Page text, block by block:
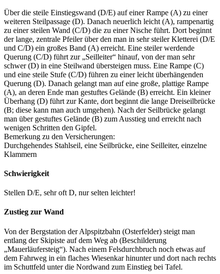
Über die steile Einstiegswand (D/E) auf einer Rampe (A) zu einer
weiteren Steilpassage (D). Danach neuerlich leicht (A), rampenartig
zu einer steilen Wand (C/D) die zu einer Nische führt. Dort beginnt
der lange, zentrale Pfeiler über den man in sehr steiler Kletterei (D/E
und C/D) ein großes Band (A) erreicht. Eine steiler werdende
Querung (C/D) führt zur „Seilleiter“ hinauf, von der man sehr
schwer (D) in eine Steilwand übersteigen muss. Eine Rampe (C)
und eine steile Stufe (C/D) führen zu einer leicht überhängenden
Querung (D). Danach gelangt man auf eine große, plattige Rampe
(A), an deren Ende man gestuftes Gelände (B) erreicht. Ein kleiner
Überhang (D) führt zur Kante, dort beginnt die lange Dreiseilbrücke
(B; diese kann man auch umgehen). Nach der Seilbrücke gelangt
man über gestuftes Gelände (B) zum Ausstieg und erreicht nach
wenigen Schritten den Gipfel.
Bemerkung zu den Versicherungen:
Durchgehendes Stahlseil, eine Seilbrücke, eine Seilleiter, einzelne
Klammern
Schwierigkeit
Stellen D/E, sehr oft D, nur selten leichter!
Zustieg zur Wand
Von der Bergstation der Alpspitzbahn (Osterfelder) steigt man
entlang der Skipiste auf dem Weg ab (Beschilderung
„Mauerläufersteig“). Nach einem Felsdurchbruch noch etwas auf
dem Fahrweg in ein flaches Wiesenkar hinunter und dort nach rechts
im Schuttfeld unter die Nordwand zum Einstieg bei Tafel.